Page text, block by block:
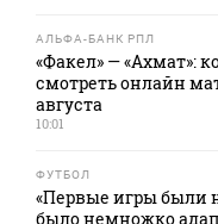
АЛЬФА-БАНК РПЛ
«Факел» — «Ахмат»:
смотреть онлайн
августа
10:01
ФУТБОЛ
«Первые игры были
было немножко